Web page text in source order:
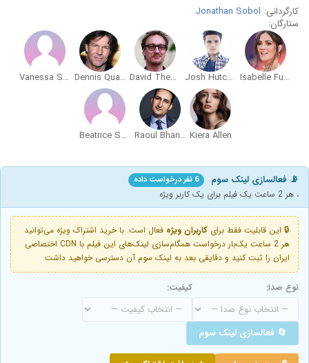
کارگردانی: Jonathan Sobol
ستارگان:
Isabelle Fuhrman
Josh Hutcherson
David Thewlis
Dennis Quaid
Vanessa Smythe
Kiera Allen
Raoul Bhaneja
Beatrice Schneider
📡 فعالسازی لینک سوم 6 نفر درخواست داده
، هر 2 ساعت یک فیلم برای یک کاربر ویژه
🔒 این قابلیت فقط برای کاربران ویژه فعال است. با خرید اشتراک ویژه می‌توانید
هر 2 ساعت یک‌بار درخواست همگام‌سازی لینک‌های این فیلم با CDN اختصاصی
ایران را ثبت کنید و دقایقی بعد به لینک سوم آن دسترسی خواهید داشت
نوع صدا: کیفیت:
🔄 فعالسازی لینک سوم